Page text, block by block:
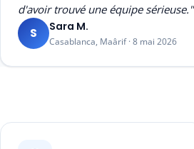
d'avoir trouvé une équipe sérieuse."
S Sara M.
Casablanca, Maârif · 8 mai 2026